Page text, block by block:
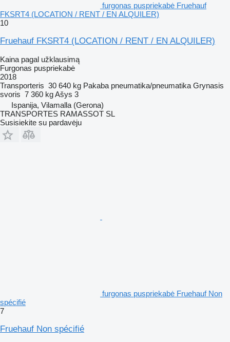
furgonas puspriekabė Fruehauf
FKSRT4 (LOCATION / RENT / EN ALQUILER)
10
Fruehauf FKSRT4 (LOCATION / RENT / EN ALQUILER)
Kaina pagal užklausimą
Furgonas puspriekabė
2018
Transporteris 30 640 kg Pakaba pneumatika/pneumatika Grynasis
svoris 7 360 kgAšys 3
Ispanija, Vilamalla (Gerona)
TRANSPORTES RAMASSOT SL
Susisiekite su pardavėju
furgonas puspriekabė Fruehauf Non
spécifié
7
Fruehauf Non spécifié